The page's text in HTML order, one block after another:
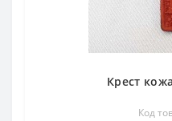
Крест
Код